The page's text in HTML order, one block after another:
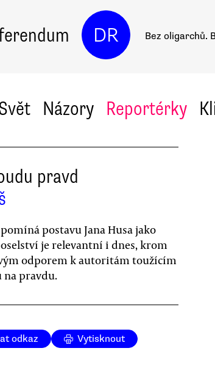
DR Bez oligarchů.
Názory Reportérky
pravd
postavu Jana Husa jako
je relevantní i dnes, krom
odporem k autoritám toužícím
pravdu.
odkaz Vytisknout